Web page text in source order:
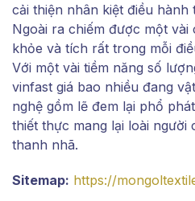
cải thiện nhân kiệt điều hành
Ngoài ra chiếm được một vài
khỏe và tích rất trong mỗi
Với một vài tiềm năng số
vinfast giá bao nhiều đang
nghệ gồm lẽ đem lại phổ
thiết thực mang lại loài người
thanh nhã.
Sitemap: https://